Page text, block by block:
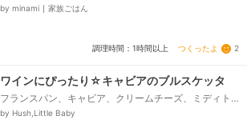
リカ(赤、黄、オレンジ)、ブロッコリー、きゅうり、カ
by minami ∣ 家族ごはん
調理時間：1時間以上 つくったよ 2
ワインにぴったり☆キャビアのブルスケッタ
フランスパン、キャビア、クリームチーズ、ミディト
マト、スモークサーモン、生ハム、バジル、にんに
by Hush,Little Baby